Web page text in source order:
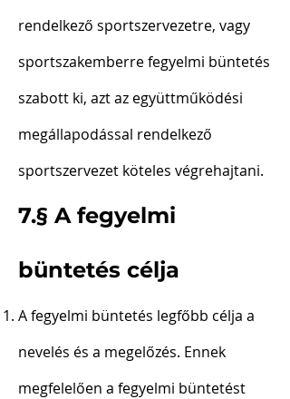
rendelkező sportszervezetre, vagy
sportszakemberre fegyelmi büntetés
szabott ki, azt az együttműködési
megállapodással rendelkező
sportszervezet köteles végrehajtani.
7.§ A fegyelmi
büntetés célja
A fegyelmi büntetés legfőbb célja a
nevelés és a megelőzés. Ennek
megfelelően a fegyelmi büntetést